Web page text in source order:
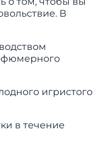
В
игристого
в течение